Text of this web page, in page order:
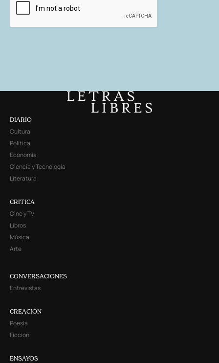
DIARIO
Cultura
Política
Economía
Ciencia y Tecnología
Literatura
CRITICA
Cine y TV
Libros
Música
Arte
CONVERSACIONES
Entrevistas
CREACIÓN
Poesía
Ficción
ENSAYOS